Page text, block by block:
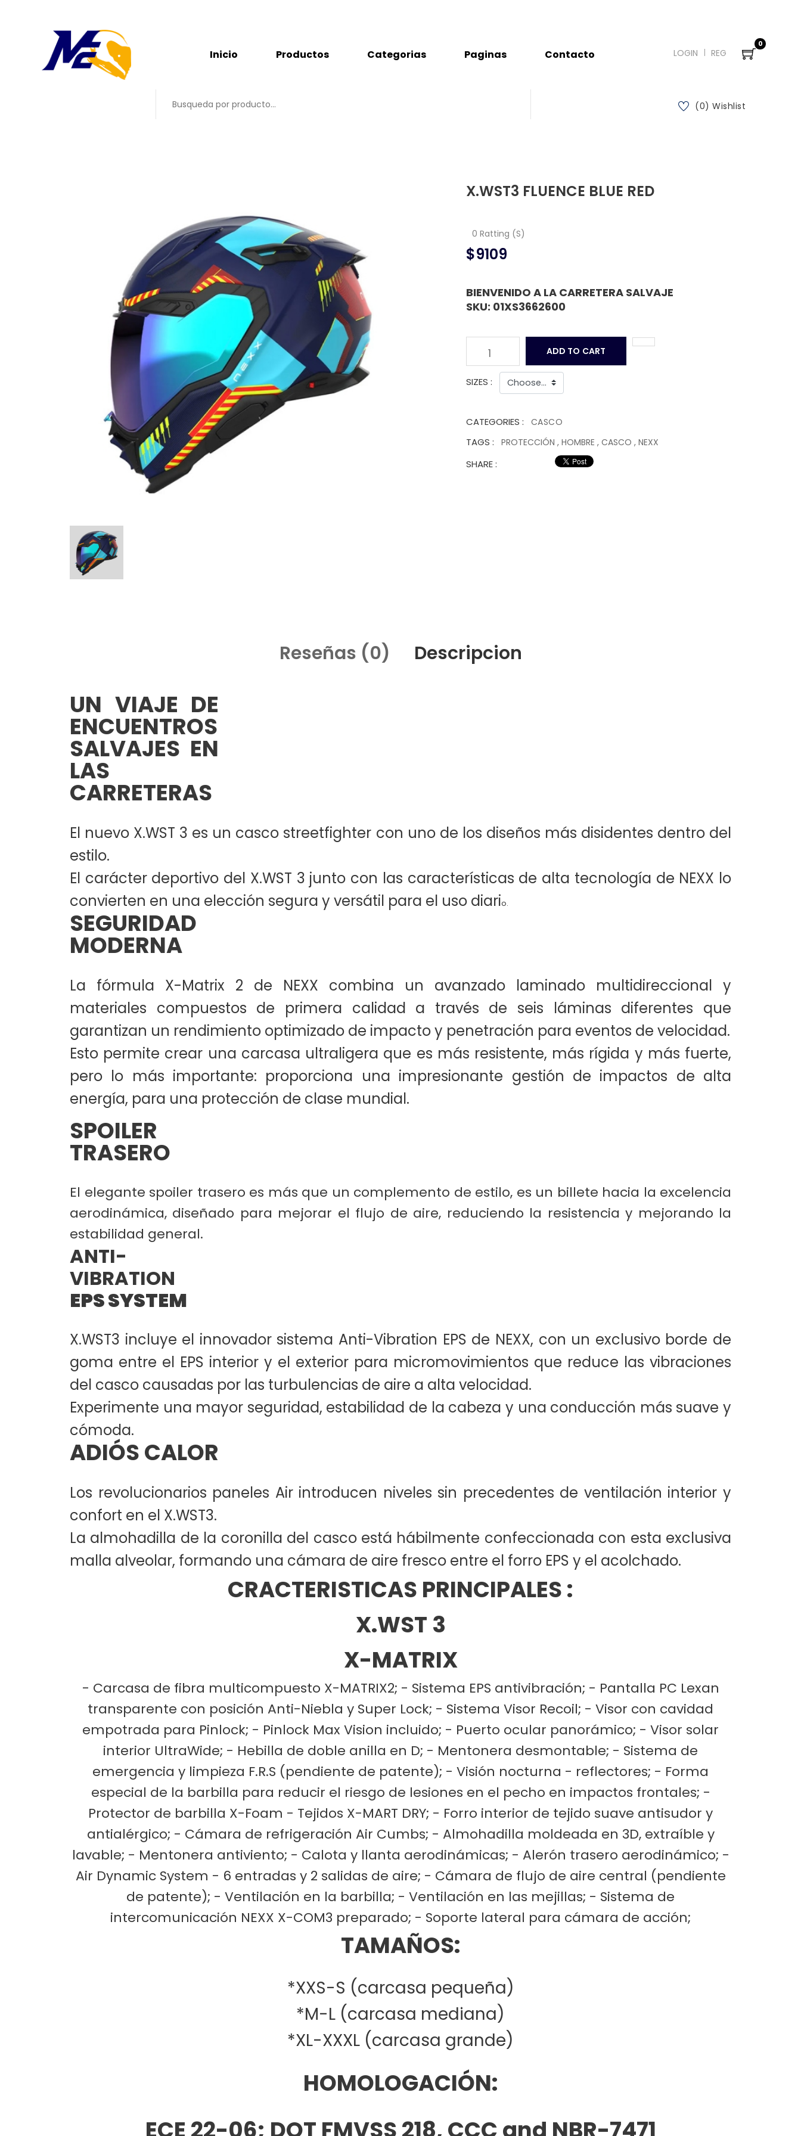
Inicio Productos Categorias Paginas Contacto LOGIN REG
0
(0) Wishlist
X.WST3 FLUENCE BLUE RED
0 Ratting (S)
$9109
BIENVENIDO A LA CARRETERA SALVAJE
SKU: 01XS3662600
1 ADD TO CART
SIZES :
CATEGORIES : CASCO
TAGS : PROTECCIÓN , HOMBRE , CASCO , NEXX
SHARE :
Reseñas (0) Descripcion
UN VIAJE DE
ENCUENTROS
SALVAJES EN
LAS
CARRETERAS
El nuevo X.WST 3 es un casco streetfighter con uno de los diseños más disidentes dentro del
estilo.
El carácter deportivo del X.WST 3 junto con las características de alta tecnología de NEXX lo
convierten en una elección segura y versátil para el uso diario.
SEGURIDAD
MODERNA
La fórmula X-Matrix 2 de NEXX combina un avanzado laminado multidireccional y
materiales compuestos de primera calidad a través de seis láminas diferentes que
garantizan un rendimiento optimizado de impacto y penetración para eventos de velocidad.
Esto permite crear una carcasa ultraligera que es más resistente, más rígida y más fuerte,
pero lo más importante: proporciona una impresionante gestión de impactos de alta
energía, para una protección de clase mundial.
SPOILER
TRASERO
El elegante spoiler trasero es más que un complemento de estilo, es un billete hacia la excelencia
aerodinámica, diseñado para mejorar el flujo de aire, reduciendo la resistencia y mejorando la
estabilidad general.
ANTI-
VIBRATION
EPS SYSTEM
X.WST3 incluye el innovador sistema Anti-Vibration EPS de NEXX, con un exclusivo borde de
goma entre el EPS interior y el exterior para micromovimientos que reduce las vibraciones
del casco causadas por las turbulencias de aire a alta velocidad.
Experimente una mayor seguridad, estabilidad de la cabeza y una conducción más suave y
cómoda.
ADIÓS CALOR
Los revolucionarios paneles Air introducen niveles sin precedentes de ventilación interior y
confort en el X.WST3.
La almohadilla de la coronilla del casco está hábilmente confeccionada con esta exclusiva
malla alveolar, formando una cámara de aire fresco entre el forro EPS y el acolchado.
CRACTERISTICAS PRINCIPALES :
X.WST 3
X-MATRIX
- Carcasa de fibra multicompuesto X-MATRIX2; - Sistema EPS antivibración; - Pantalla PC Lexan
transparente con posición Anti-Niebla y Super Lock; - Sistema Visor Recoil; - Visor con cavidad
empotrada para Pinlock; - Pinlock Max Vision incluido; - Puerto ocular panorámico; - Visor solar
interior UltraWide; - Hebilla de doble anilla en D; - Mentonera desmontable; - Sistema de
emergencia y limpieza F.R.S (pendiente de patente); - Visión nocturna - reflectores; - Forma
especial de la barbilla para reducir el riesgo de lesiones en el pecho en impactos frontales; -
Protector de barbilla X-Foam - Tejidos X-MART DRY; - Forro interior de tejido suave antisudor y
antialérgico; - Cámara de refrigeración Air Cumbs; - Almohadilla moldeada en 3D, extraíble y
lavable; - Mentonera antiviento; - Calota y llanta aerodinámicas; - Alerón trasero aerodinámico; -
Air Dynamic System - 6 entradas y 2 salidas de aire; - Cámara de flujo de aire central (pendiente
de patente); - Ventilación en la barbilla; - Ventilación en las mejillas; - Sistema de
intercomunicación NEXX X-COM3 preparado; - Soporte lateral para cámara de acción;
TAMAÑOS:
*XXS-S (carcasa pequeña)
*M-L (carcasa mediana)
*XL-XXXL (carcasa grande)
HOMOLOGACIÓN: